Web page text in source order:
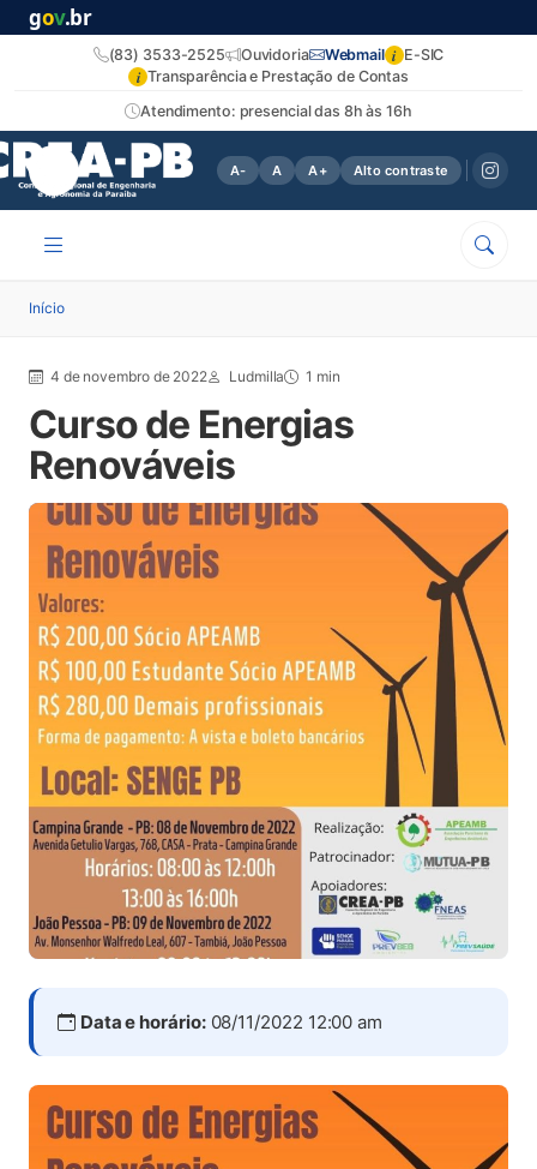
gov.br
Atendimento: presencial das 8h às 16h
(83) 3533-2525 Ouvidoria Webmail i E-SIC
i Transparência e Prestação de Contas
A- A A+ Alto contraste
Início
4 de novembro de 2022 Ludmilla 1 min
Curso de Energias
Renováveis
Data e horário:08/11/2022 12:00 am